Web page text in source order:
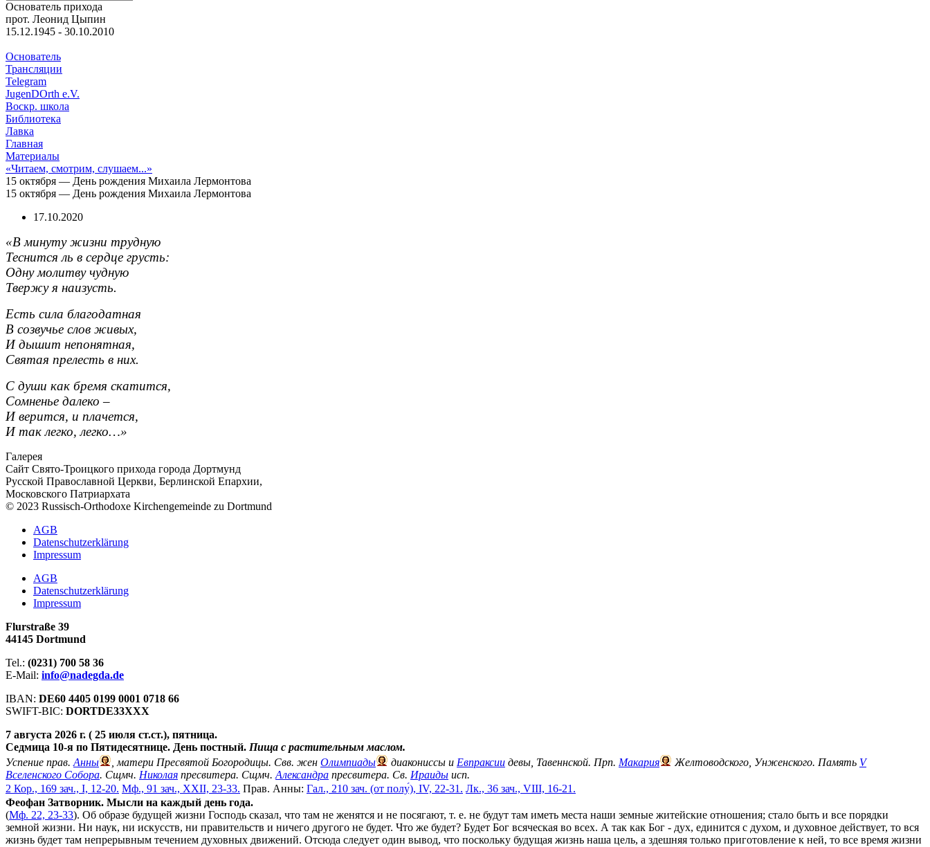
Основатель прихода
прот. Леонид Цыпин
15.12.1945 - 30.10.2010
Основатель
Трансляции
Telegram
JugenDOrth e.V.
Воскр. школа
Библиотека
Лавка
Главная
Материалы
«Читаем, смотрим, слушаем...»
15 октября — День рождения Михаила Лермонтова
15 октября — День рождения Михаила Лермонтова
17.10.2020
«В минуту жизни трудную
Теснится ль в сердце грусть:
Одну молитву чудную
Твержу я наизусть.
Есть сила благодатная
В созвучье слов живых,
И дышит непонятная,
Святая прелесть в них.
С души как бремя скатится,
Сомненье далеко –
И верится, и плачется,
И так легко, легко…»
Галерея
Сайт Свято-Троицкого прихода города Дортмунд
Русской Православной Церкви, Берлинской Епархии,
Московского Патриархата
© 2023 Russisch-Orthodoxe Kirchengemeinde zu Dortmund
АGB
Datenschutzerklärung
Impressum
АGB
Datenschutzerklärung
Impressum
Flurstraße 39
44145 Dortmund
Tel.: (0231) 700 58 36
E-Mail: info@nadegda.de
IBAN: DE60 4405 0199 0001 0718 66
SWIFT-BIC: DORTDE33XXX
7 августа 2026 г. ( 25 июля ст.ст.), пятница.
Седмица 10-я по Пятидесятнице. День постный. Пища с растительным маслом.
Успение прав. Анны , матери Пресвятой Богородицы. Свв. жен Олимпиады диакониссы и Евпраксии девы, Тавеннской. Прп. Макария Желтоводского, Унженского. Память V
Вселенского Собора. Сщмч. Николая пресвитера. Сщмч. Александра пресвитера. Св. Ираиды исп.
2 Кор., 169 зач., I, 12-20. Мф., 91 зач., XXII, 23-33. Прав. Анны: Гал., 210 зач. (от полу́), IV, 22-31. Лк., 36 зач., VIII, 16-21.
Феофан Затворник. Мысли на каждый день года.
(Мф. 22, 23-33). Об образе будущей жизни Господь сказал, что там не женятся и не посягают, т. е. не будут там иметь места наши земные житейские отношения; стало быть и все порядки
земной жизни. Ни наук, ни искусств, ни правительств и ничего другого не будет. Что же будет? Будет Бог всяческая во всех. А так как Бог - дух, единится с духом, и духовное действует, то вся
жизнь будет там непрерывным течением духовных движений. Отсюда следует один вывод, что поскольку будущая жизнь наша цель, а здешняя только приготовление к ней, то все время жизни